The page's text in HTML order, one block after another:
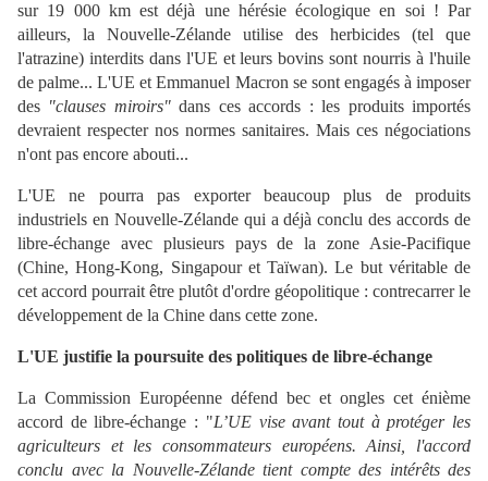
sur 19 000 km est déjà une hérésie écologique en soi ! Par
ailleurs, la Nouvelle-Zélande utilise des herbicides (tel que
l'atrazine) interdits dans l'UE et leurs bovins sont nourris à l'huile
de palme... L'UE et Emmanuel Macron se sont engagés à imposer
des "clauses miroirs"dans ces accords : les produits importés
devraient respecter nos normes sanitaires. Mais ces négociations
n'ont pas encore abouti...
L'UE ne pourra pas exporter beaucoup plus de produits
industriels en Nouvelle-Zélande qui a déjà conclu des accords de
libre-échange avec plusieurs pays de la zone Asie-Pacifique
(Chine, Hong-Kong, Singapour et Taïwan). Le but véritable de
cet accord pourrait être plutôt d'ordre géopolitique : contrecarrer le
développement de la Chine dans cette zone.
L'UE justifie la poursuite des politiques de libre-échange
La Commission Européenne défend bec et ongles cet énième
accord de libre-échange : "L’UE vise avant tout à protéger les
agriculteurs et les consommateurs européens. Ainsi, l'accord
conclu avec la Nouvelle-Zélande tient compte des intérêts des